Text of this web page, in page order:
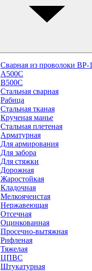
Сварная из проволоки ВР-1
А500С
В500С
Стальная сварная
Рабица
Стальная тканая
Крученая манье
Стальная плетеная
Арматурная
Для армирования
Для забора
Для стяжки
Дорожная
Жаростойкая
Кладочная
Мелкоячеистая
Нержавеющая
Отсечная
Оцинкованная
Просечно-вытяжная
Рифленая
Тяжелая
ЦПВС
Штукатурная